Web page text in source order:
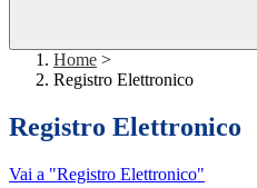
Home >
Registro Elettronico
Registro Elettronico
Vai a "Registro Elettronico"